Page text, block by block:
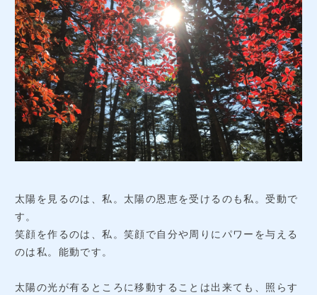
太陽を見るのは、私。太陽の恩恵を受けるのも私。受動で
す。
笑顔を作るのは、私。笑顔で自分や周りにパワーを与える
のは私。能動です。
太陽の光が有るところに移動することは出来ても、照らす